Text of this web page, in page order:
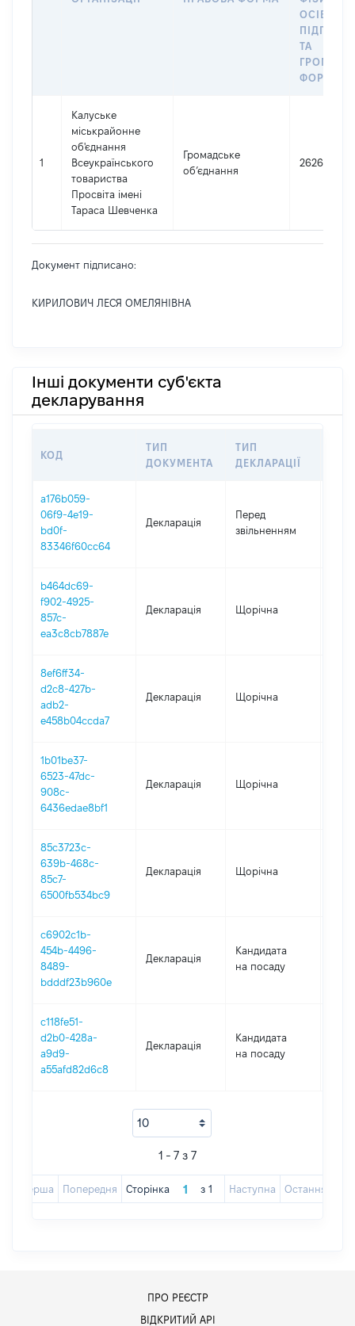
ОСІБ –
ТА
1
Калуське
міськрайонне
об'єднання
Всеукраїнського
товариства
Просвіта імені
Тараса Шевченка
Громадське
об’єднання
26264374
Документ підписано:
КИРИЛОВИЧ ЛЕСЯ ОМЕЛЯНІВНА
Інші документи суб'єкта
декларування
КОД
ТИП
ДОКУМЕНТА
ТИП
ДЕКЛАРАЦІЇ
a176b059-
06f9-4e19-
bd0f-
83346f60cc64
Декларація
Перед
звільненням
b464dc69-
f902-4925-
857c-
ea3c8cb7887e
Декларація Щорічна
8ef6ff34-
d2c8-427b-
adb2-
e458b04ccda7
Декларація Щорічна
1b01be37-
6523-47dc-
908c-
6436edae8bf1
Декларація Щорічна
85c3723c-
639b-468c-
85c7-
6500fb534bc9
Декларація Щорічна
c6902c1b-
454b-4496-
8489-
bdddf23b960e
Декларація
Кандидата
на посаду
c118fe51-
d2b0-428a-
a9d9-
a55afd82d6c8
Декларація
Кандидата
на посаду
1 - 7 з 7
Перша Попередня Сторінка з 1 Наступна Остання
ПРО РЕЄСТР
ВІДКРИТИЙ АРІ